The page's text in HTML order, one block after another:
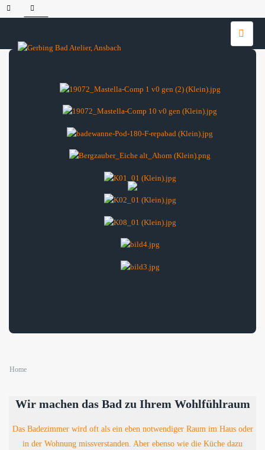
Home
Wir machen das Bad zu Ihrem Wohlfühlraum
Das Badezimmer wird oft als ein eben notwendiger Raum im Haus oder
in der Wohnung missverstanden. Aber ebenso wie die Küche dazu